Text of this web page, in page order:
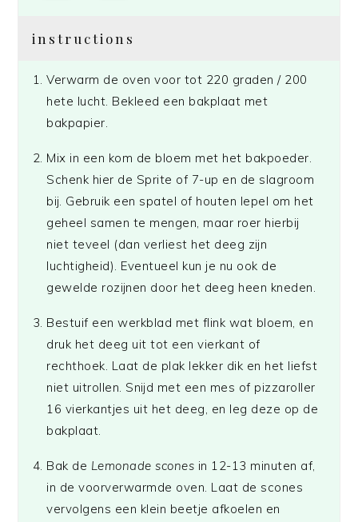
instructions
Verwarm de oven voor tot 220 graden / 200
hete lucht. Bekleed een bakplaat met
bakpapier.
Mix in een kom de bloem met het bakpoeder.
Schenk hier de Sprite of 7-up en de slagroom
bij. Gebruik een spatel of houten lepel om het
geheel samen te mengen, maar roer hierbij
niet teveel (dan verliest het deeg zijn
luchtigheid). Eventueel kun je nu ook de
gewelde rozijnen door het deeg heen kneden.
Bestuif een werkblad met flink wat bloem, en
druk het deeg uit tot een vierkant of
rechthoek. Laat de plak lekker dik en het liefst
niet uitrollen. Snijd met een mes of pizzaroller
16 vierkantjes uit het deeg, en leg deze op de
bakplaat.
Bak de Lemonade scones in 12-13 minuten af,
in de voorverwarmde oven. Laat de scones
vervolgens een klein beetje afkoelen en